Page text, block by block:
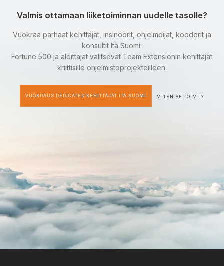
Valmis ottamaan liiketoiminnan uudelle tasolle?
Vuokraa parhaat kehittäjät, insinöörit, ohjelmoijat, kooderit ja
konsultit Itä Suomi.
Fortune 500 ja aloittajat valitsevat Team Extensionin kehittäjät
kriittisille ohjelmistoprojekteilleen.
VUOKRAUS DEDICATED KEHITTÄJÄT ITÄ SUOMI MITEN SE TOIMII?